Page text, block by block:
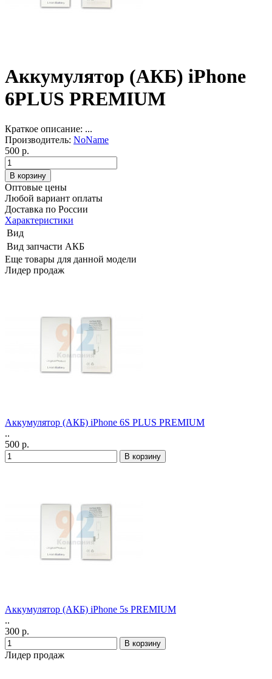
Аккумулятор (АКБ) iPhone
6PLUS PREMIUM
Краткое описание: ...
Производитель: NoName
500 р.
Оптовые цены
Любой вариант оплаты
Доставка по России
Характеристики
Вид
Вид запчасти АКБ
Еще товары для данной модели
Лидер продаж
Аккумулятор (АКБ) iPhone 6S PLUS PREMIUM
..
500 р.
Аккумулятор (АКБ) iPhone 5s PREMIUM
..
300 р.
Лидер продаж